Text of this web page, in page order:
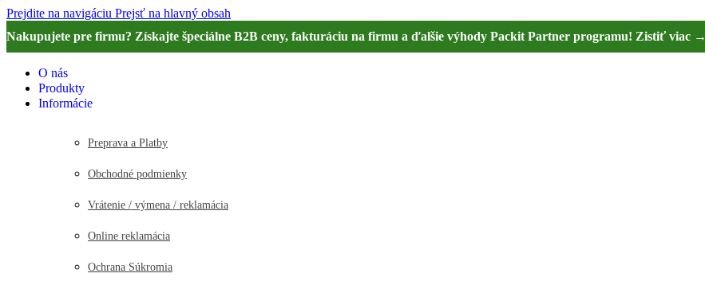
Prejdite na navigáciu Prejsť na hlavný obsah
Nakupujete pre firmu? Získajte špeciálne B2B ceny, fakturáciu na firmu a ďalšie výhody Packit Partner programu! Zistiť viac →
O nás
Produkty
Informácie
Preprava a Platby
Obchodné podmienky
Vrátenie / výmena / reklamácia
Online reklamácia
Ochrana Súkromia